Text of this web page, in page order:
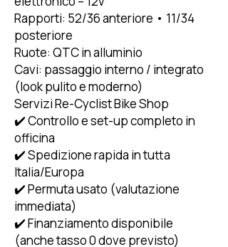
Rapporti: 52/36 anteriore • 11/34
posteriore
Ruote: QTC in alluminio
Cavi: passaggio interno / integrato
(look pulito e moderno)
Servizi Re-Cyclist Bike Shop
✔️ Controllo e set-up completo in
officina
✔️ Spedizione rapida in tutta
Italia/Europa
✔️ Permuta usato (valutazione
immediata)
✔️ Finanziamento disponibile
(anche tasso 0 dove previsto)